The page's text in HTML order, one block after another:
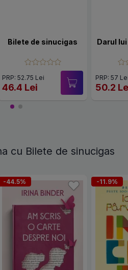
Bilete de sinucigas
PRP: 52.75 Lei
46.4 Lei
Darul
PRP: 57
50.2
cu Bilete de sinucigas
-44.5% -11.9%